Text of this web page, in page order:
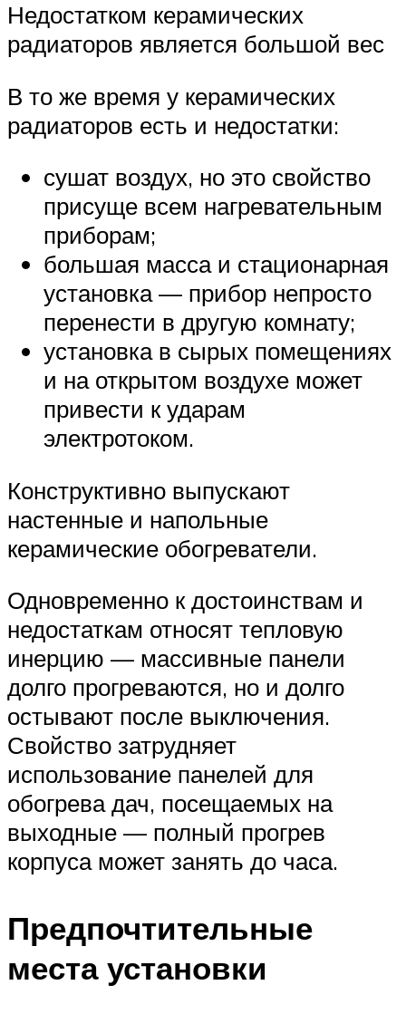
Недостатком керамических
радиаторов является большой вес
В то же время у керамических
радиаторов есть и недостатки:
сушат воздух, но это свойство
присуще всем нагревательным
приборам;
большая масса и стационарная
установка — прибор непросто
перенести в другую комнату;
установка в сырых помещениях
и на открытом воздухе может
привести к ударам
электротоком.
Конструктивно выпускают
настенные и напольные
керамические обогреватели.
Одновременно к достоинствам и
недостаткам относят тепловую
инерцию — массивные панели
долго прогреваются, но и долго
остывают после выключения.
Свойство затрудняет
использование панелей для
обогрева дач, посещаемых на
выходные — полный прогрев
корпуса может занять до часа.
Предпочтительные
места установки